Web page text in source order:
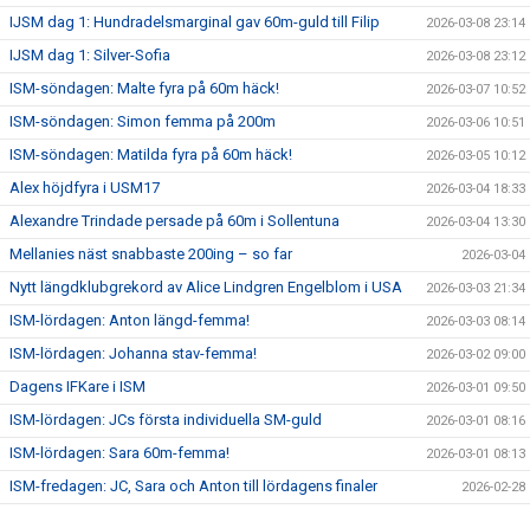
IJSM dag 1: Hundradelsmarginal gav 60m-guld till Filip 2026-03-08 23:14
IJSM dag 1: Silver-Sofia 2026-03-08 23:12
ISM-söndagen: Malte fyra på 60m häck! 2026-03-07 10:52
ISM-söndagen: Simon femma på 200m 2026-03-06 10:51
ISM-söndagen: Matilda fyra på 60m häck! 2026-03-05 10:12
Alex höjdfyra i USM17 2026-03-04 18:33
Alexandre Trindade persade på 60m i Sollentuna 2026-03-04 13:30
Mellanies näst snabbaste 200ing – so far 2026-03-04
Nytt längdklubgrekord av Alice Lindgren Engelblom i USA 2026-03-03 21:34
ISM-lördagen: Anton längd-femma! 2026-03-03 08:14
ISM-lördagen: Johanna stav-femma! 2026-03-02 09:00
Dagens IFKare i ISM 2026-03-01 09:50
ISM-lördagen: JCs första individuella SM-guld 2026-03-01 08:16
ISM-lördagen: Sara 60m-femma! 2026-03-01 08:13
ISM-fredagen: JC, Sara och Anton till lördagens finaler 2026-02-28